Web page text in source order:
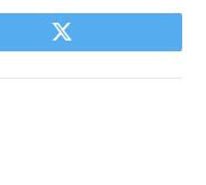
Twitter